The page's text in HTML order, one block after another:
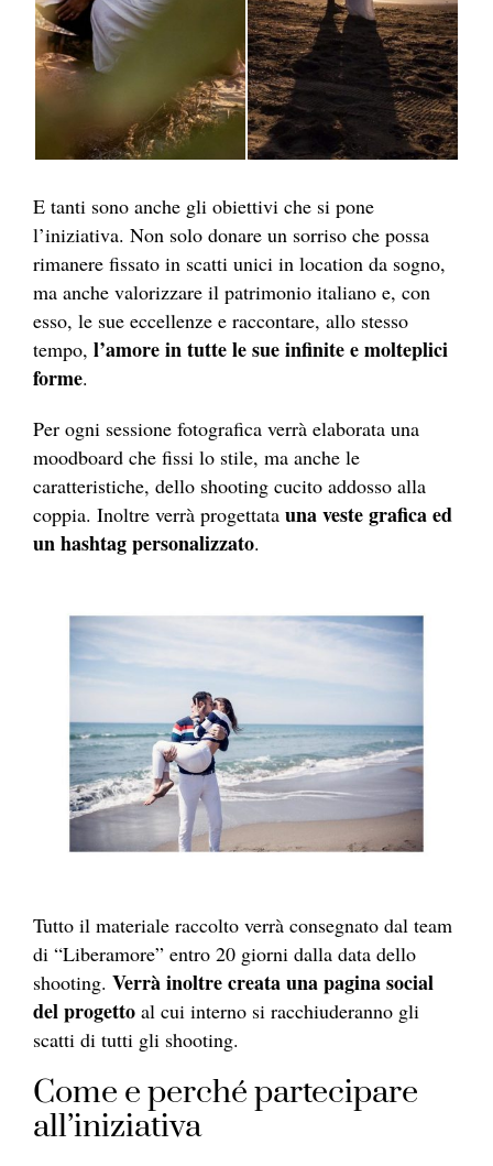
E tanti sono anche gli obiettivi che si pone
l’iniziativa. Non solo donare un sorriso che possa
rimanere fissato in scatti unici in location da sogno,
ma anche valorizzare il patrimonio italiano e, con
esso, le sue eccellenze e raccontare, allo stesso
tempo, l’amore in tutte le sue infinite e molteplici
forme.
Per ogni sessione fotografica verrà elaborata una
moodboard che fissi lo stile, ma anche le
caratteristiche, dello shooting cucito addosso alla
coppia. Inoltre verrà progettata una veste grafica ed
un hashtag personalizzato.
Tutto il materiale raccolto verrà consegnato dal team
di “Liberamore” entro 20 giorni dalla data dello
shooting. Verrà inoltre creata una pagina social
del progetto al cui interno si racchiuderanno gli
scatti di tutti gli shooting.
Come e perché partecipare
all’iniziativa